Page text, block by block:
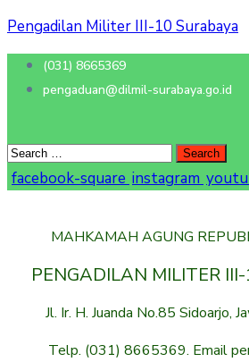
Pengadilan Militer III-10 Surabaya
(031) 8665369
pengaduan@dilmil-surabaya.go.id
facebook-square instagram
MAHKAMAH AGUNG
PENGADILAN MILITER
Jl. Ir. H. Juanda No.85 Sidoarjo,
Telp. (031) 8665369. Email